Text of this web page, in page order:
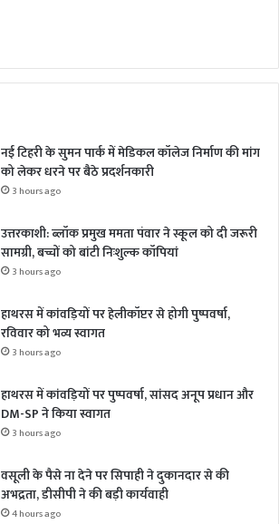
नई टिहरी के सुमन पार्क में मेडिकल कॉलेज निर्माण की मांग
को लेकर धरने पर बैठे प्रदर्शनकारी
3 hours ago
उत्तरकाशी: ब्लॉक प्रमुख ममता पंवार ने स्कूल को दी जरूरी
सामग्री, बच्चों को बांटी निःशुल्क कॉपियां
3 hours ago
हाथरस में कांवड़ियों पर हेलीकॉप्टर से होगी पुष्पवर्षा,
रविवार को भव्य स्वागत
3 hours ago
हाथरस में कांवड़ियों पर पुष्पवर्षा, सांसद अनूप प्रधान और
DM-SP ने किया स्वागत
3 hours ago
वसूली के पैसे ना देने पर सिपाही ने दुकानदार से की
अभद्रता, डीसीपी ने की बड़ी कार्यवाही
4 hours ago